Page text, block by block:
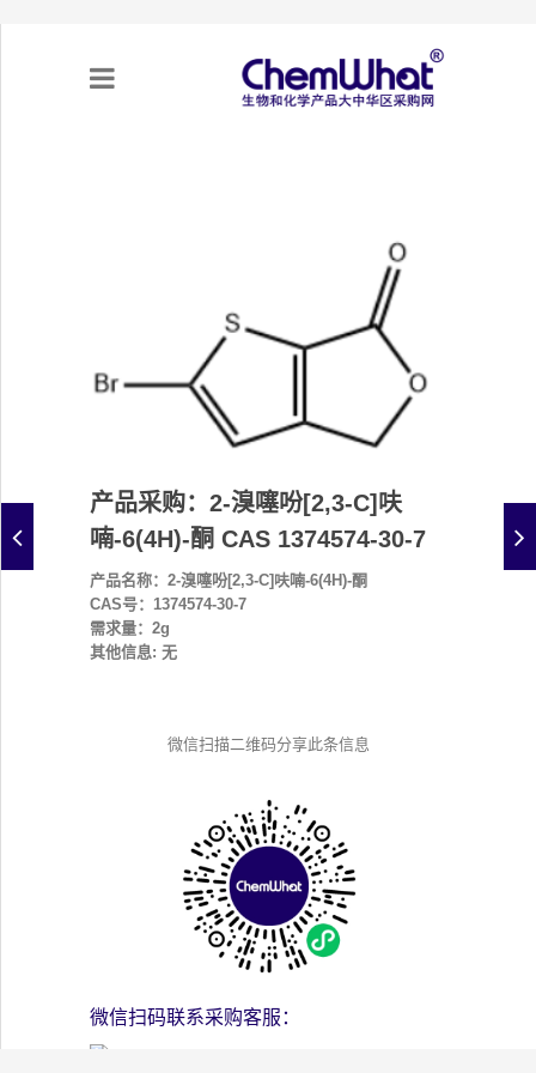
专题采购
不可靠实体清单（UEL）
产品采购：2-溴噻吩[2,3-C]呋
喃-6(4H)-酮 CAS 1374574-30-7
产品名称：2-溴噻吩[2,3-C]呋喃-6(4H)-酮
CAS号：1374574-30-7
需求量：2g
其他信息: 无
微信扫描二维码分享此条信息
微信扫码联系采购客服：